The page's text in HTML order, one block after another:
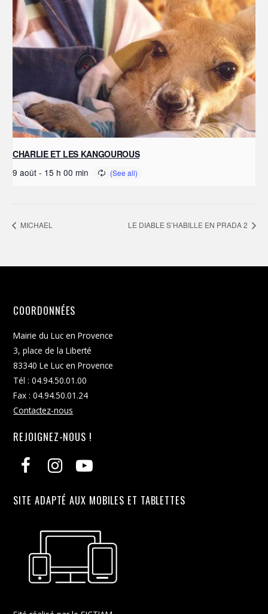
CHARLIE ET LES KANGOUROUS
9 août - 15 h 00 min
MICHAEL LE DIABLE S’HABILLE EN PRADA 2
COORDONNÉES
Mairie du Luc en Provence
3, place de la Liberté
83340 Le Luc en Provence
Tél : 04.94.50.01.00
Fax : 04.94.50.01.24
Contactez-nous
REJOIGNEZ-NOUS !
SITE ADAPTÉ AUX MOBILES ET TABLETTES